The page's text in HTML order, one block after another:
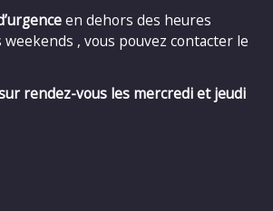
en dehors des heures
weekends , vous pouvez contacter le
rendez-vous les mercredi et jeudi